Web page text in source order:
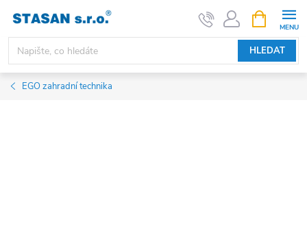
obsah
HLEDAT
NÁKUPNÍ
KOŠÍK
EGO zahradní technika